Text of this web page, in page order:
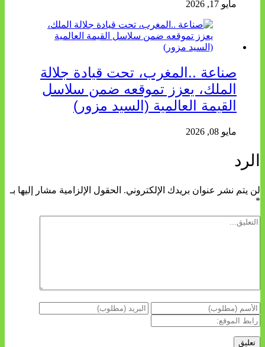
مايو 17, 2026
صناعة ..المغرب، تحت قيادة جلالة
الملك، يعزز تموقعه ضمن سلاسل
القيمة العالمية (السيد مزور)
مايو 08, 2026
الرد
لن يتم نشر عنوان بريدك الإلكتروني. الحقول الإلزامية مشار إليها بـ
*